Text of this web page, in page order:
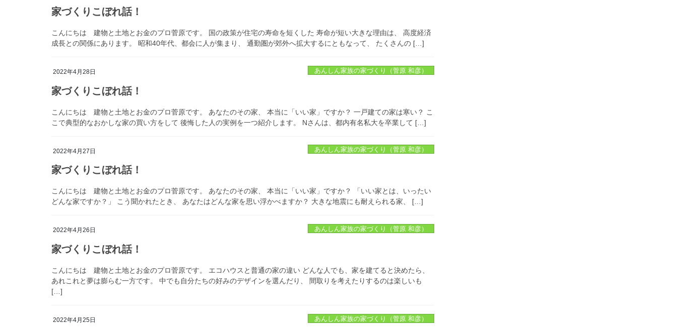
家づくりこぼれ話！
こんにちは 建物と土地とお金のプロ菅原です。 国の政策が住宅の寿命を短くした 寿命が短い大きな理由は、 高度経済
成長との関係にあります。 昭和40年代、都会に人が集まり、 通勤圏が郊外へ拡大するにともなって、 たくさんの […]
2022年4月28日 あんしん家族の家づくり（菅原 和彦）
家づくりこぼれ話！
こんにちは 建物と土地とお金のプロ菅原です。 あなたのその家、 本当に「いい家」ですか？ 一戸建ての家は寒い？ こ
こで典型的なおかしな家の買い方をして 後悔した人の実例を一つ紹介します。 Nさんは、都内有名私大を卒業して […]
2022年4月27日 あんしん家族の家づくり（菅原 和彦）
家づくりこぼれ話！
こんにちは 建物と土地とお金のプロ菅原です。 あなたのその家、 本当に「いい家」ですか？ 「いい家とは、いったい
どんな家ですか？」 こう聞かれたとき、 あなたはどんな家を思い浮かべますか？ 大きな地震にも耐えられる家、 […]
2022年4月26日 あんしん家族の家づくり（菅原 和彦）
家づくりこぼれ話！
こんにちは 建物と土地とお金のプロ菅原です。 エコハウスと普通の家の違い どんな人でも、家を建てると決めたら、
あれこれと夢は膨らむ一方です。 中でも自分たちの好みのデザインを選んだり、 間取りを考えたりするのは楽しいも
[…]
2022年4月25日 あんしん家族の家づくり（菅原 和彦）